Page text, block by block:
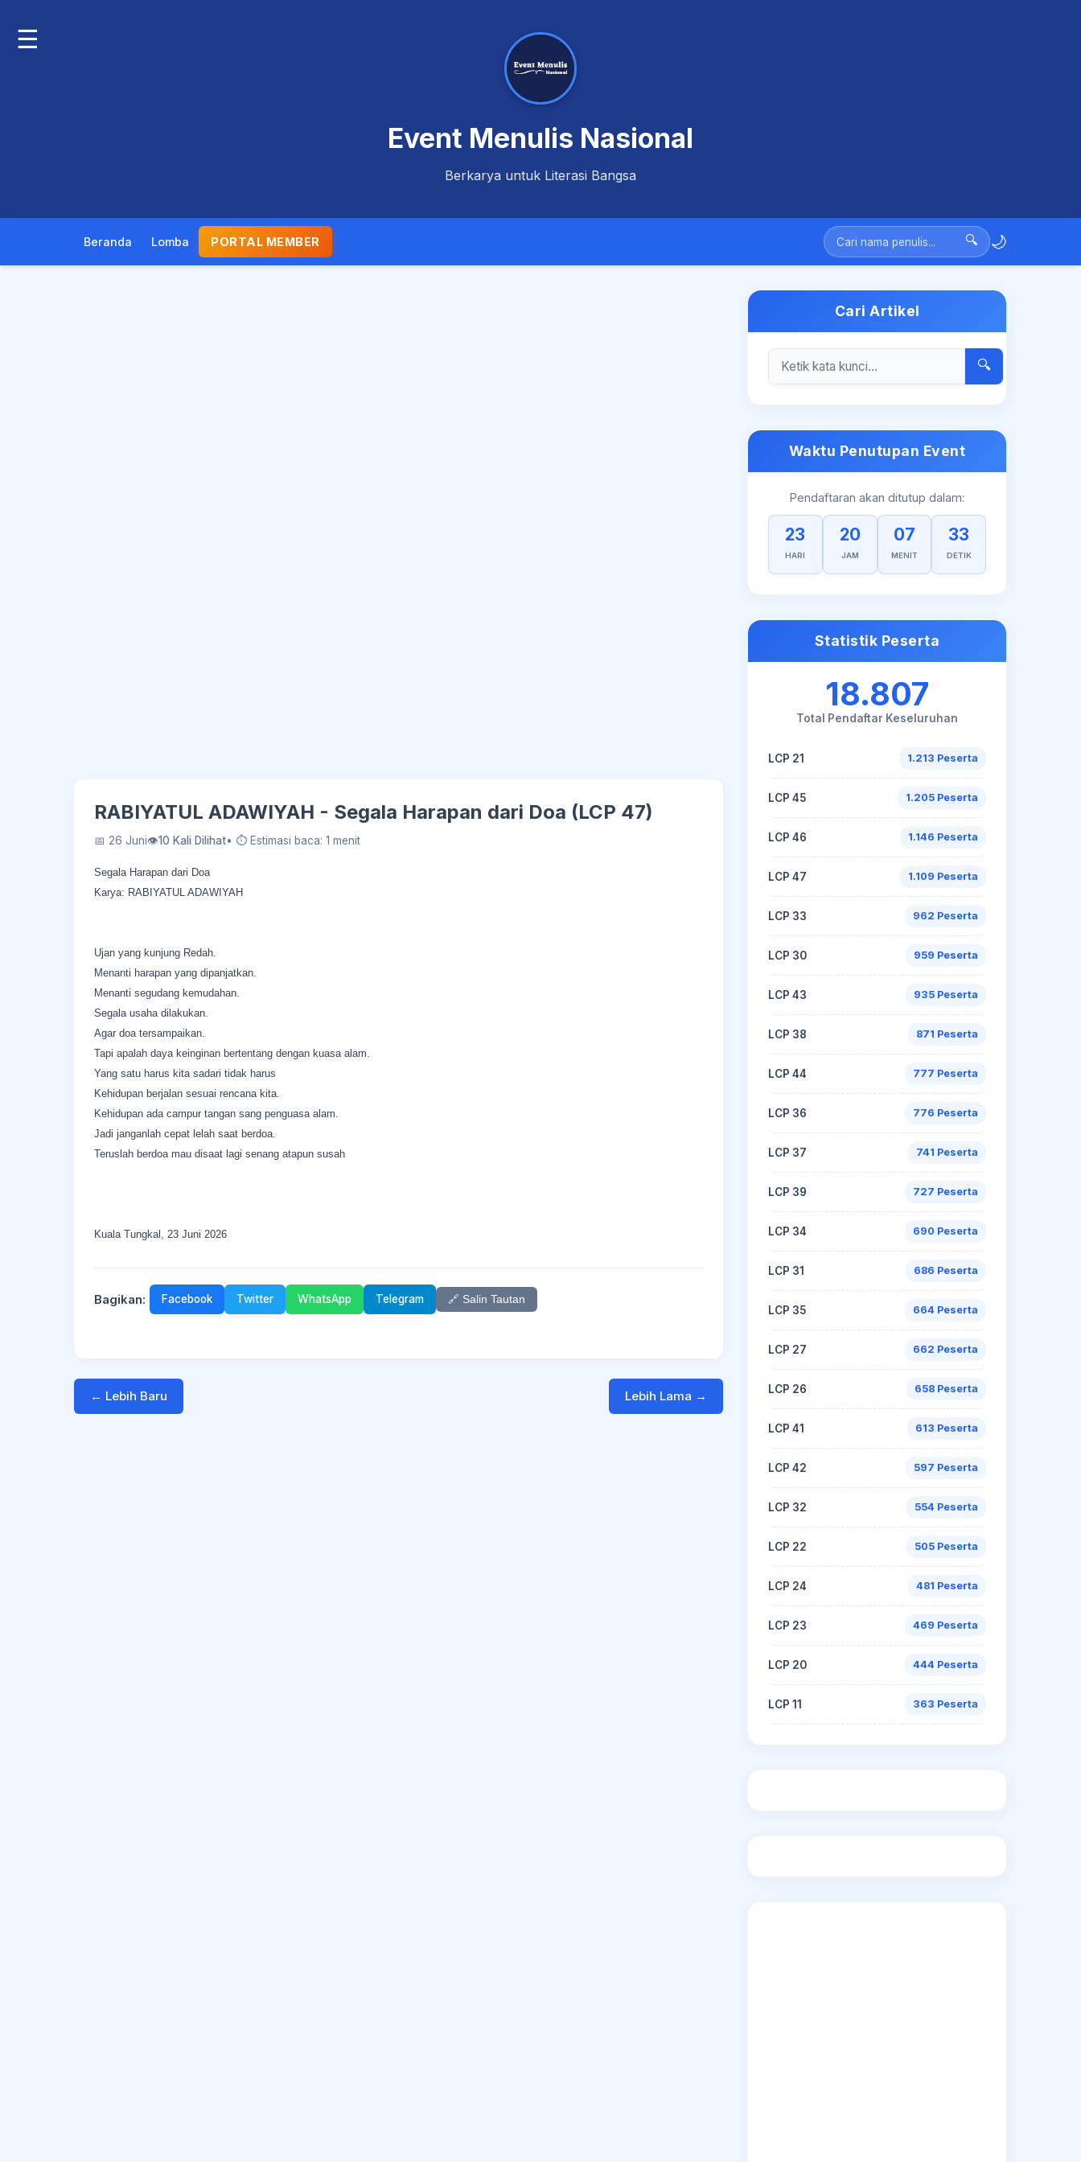
☰
Event Menulis Nasional
Berkarya untuk Literasi Bangsa
Beranda Lomba PORTAL MEMBER 🔍 🌙
RABIYATUL ADAWIYAH - Segala Harapan dari Doa (LCP 47)
📅 26 Juni👁10 Kali Dilihat• ⏱ Estimasi baca: 1 menit
Segala Harapan dari Doa
Karya: RABIYATUL ADAWIYAH
Ujan yang kunjung Redah.
Menanti harapan yang dipanjatkan.
Menanti segudang kemudahan.
Segala usaha dilakukan.
Agar doa tersampaikan.
Tapi apalah daya keinginan bertentang dengan kuasa alam.
Yang satu harus kita sadari tidak harus
Kehidupan berjalan sesuai rencana kita.
Kehidupan ada campur tangan sang penguasa alam.
Jadi janganlah cepat lelah saat berdoa.
Teruslah berdoa mau disaat lagi senang atapun susah
Kuala Tungkal, 23 Juni 2026
Bagikan: Facebook Twitter WhatsApp Telegram 🔗 Salin Tautan
← Lebih Baru Lebih Lama →
Cari Artikel
🔍
Waktu Penutupan Event
Pendaftaran akan ditutup dalam:
23
HARI
20
JAM
07
MENIT
33
DETIK
Statistik Peserta
18.807
Total Pendaftar Keseluruhan
LCP 21 1.213 Peserta
LCP 45 1.205 Peserta
LCP 46 1.146 Peserta
LCP 47 1.109 Peserta
LCP 33 962 Peserta
LCP 30 959 Peserta
LCP 43 935 Peserta
LCP 38 871 Peserta
LCP 44 777 Peserta
LCP 36 776 Peserta
LCP 37 741 Peserta
LCP 39 727 Peserta
LCP 34 690 Peserta
LCP 31 686 Peserta
LCP 35 664 Peserta
LCP 27 662 Peserta
LCP 26 658 Peserta
LCP 41 613 Peserta
LCP 42 597 Peserta
LCP 32 554 Peserta
LCP 22 505 Peserta
LCP 24 481 Peserta
LCP 23 469 Peserta
LCP 20 444 Peserta
LCP 11 363 Peserta